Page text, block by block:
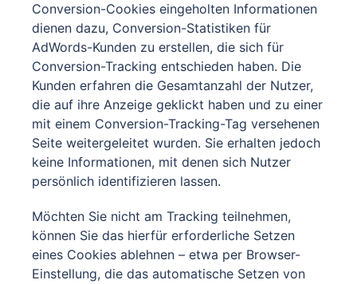
Conversion-Cookies eingeholten Informationen
dienen dazu, Conversion-Statistiken für
AdWords-Kunden zu erstellen, die sich für
Conversion-Tracking entschieden haben. Die
Kunden erfahren die Gesamtanzahl der Nutzer,
die auf ihre Anzeige geklickt haben und zu einer
mit einem Conversion-Tracking-Tag versehenen
Seite weitergeleitet wurden. Sie erhalten jedoch
keine Informationen, mit denen sich Nutzer
persönlich identifizieren lassen.
Möchten Sie nicht am Tracking teilnehmen,
können Sie das hierfür erforderliche Setzen
eines Cookies ablehnen – etwa per Browser-
Einstellung, die das automatische Setzen von